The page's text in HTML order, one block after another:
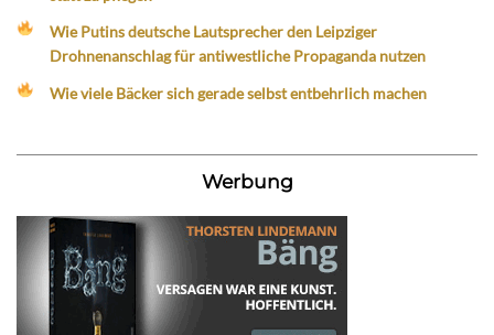
Wie Putins deutsche Lautsprecher den Leipziger
Drohnenanschlag für antiwestliche Propaganda nutzen
Wie viele Bäcker sich gerade selbst entbehrlich machen
Werbung